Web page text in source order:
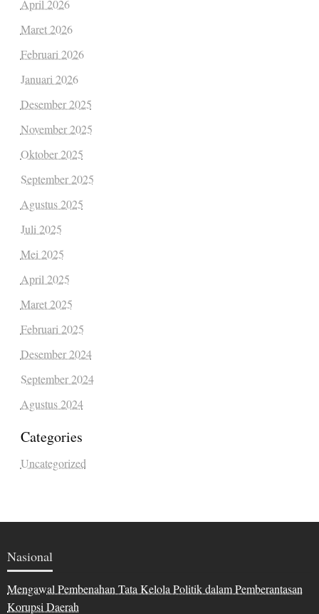
April 2026
Maret 2026
Februari 2026
Januari 2026
Desember 2025
November 2025
Oktober 2025
September 2025
Agustus 2025
Juli 2025
Mei 2025
April 2025
Maret 2025
Februari 2025
Desember 2024
September 2024
Agustus 2024
Categories
Uncategorized
Nasional
Mengawal Pembenahan Tata Kelola Politik dalam Pemberantasan
Korupsi Daerah